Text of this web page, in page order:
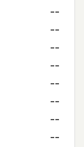
--
--
--
--
--
--
--
--